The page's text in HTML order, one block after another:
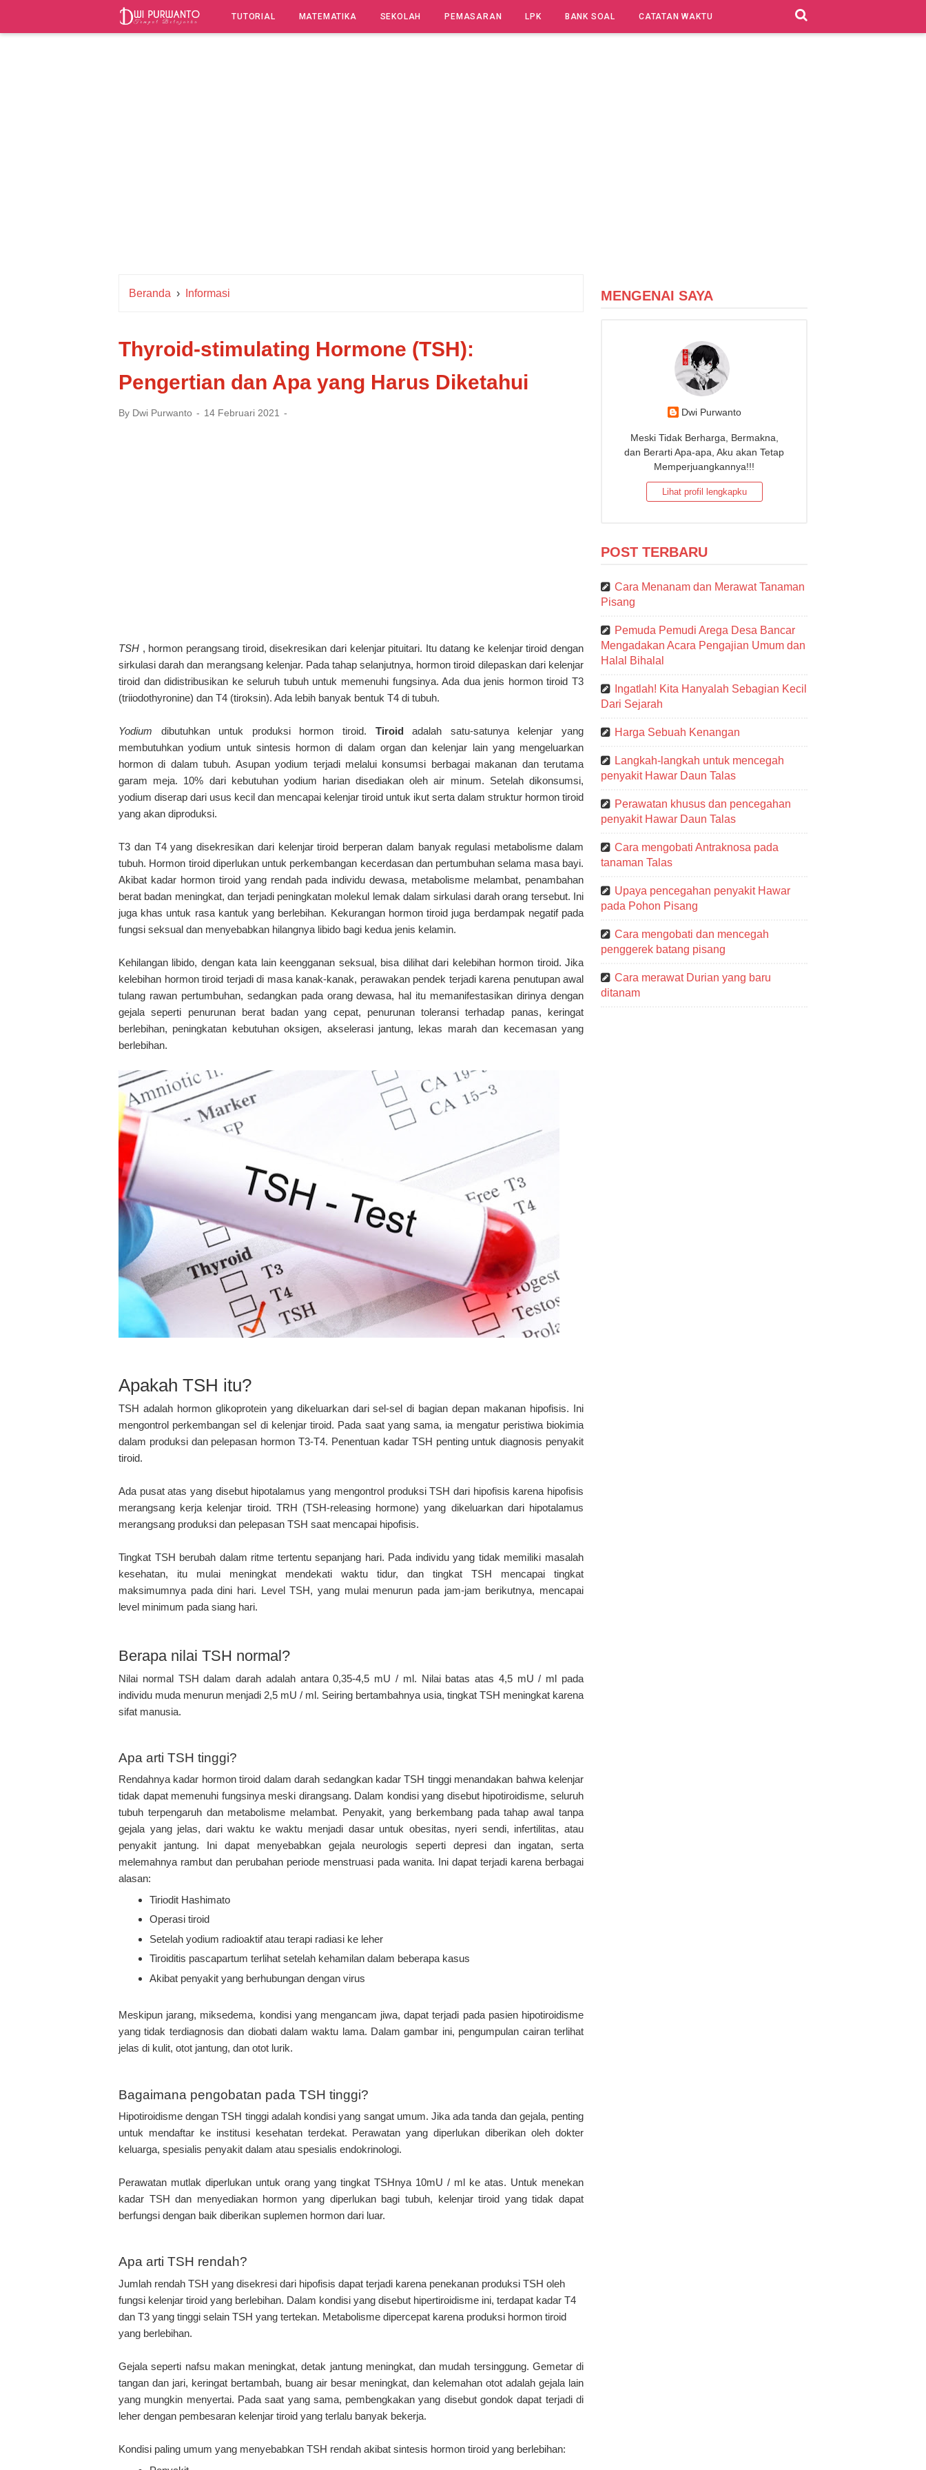
TUTORIAL MATEMATIKA SEKOLAH PEMASARAN LPK BANK SOAL CATATAN WAKTU
Beranda › Informasi
Thyroid-stimulating Hormone (TSH):
Pengertian dan Apa yang Harus Diketahui
By Dwi Purwanto 14 Februari 2021
TSH , hormon perangsang tiroid, disekresikan dari kelenjar pituitari. Itu datang ke kelenjar tiroid dengan
sirkulasi darah dan merangsang kelenjar. Pada tahap selanjutnya, hormon tiroid dilepaskan dari kelenjar
tiroid dan didistribusikan ke seluruh tubuh untuk memenuhi fungsinya. Ada dua jenis hormon tiroid T3
(triiodothyronine) dan T4 (tiroksin). Ada lebih banyak bentuk T4 di tubuh.
Yodium dibutuhkan untuk produksi hormon tiroid. Tiroid adalah satu-satunya kelenjar yang
membutuhkan yodium untuk sintesis hormon di dalam organ dan kelenjar lain yang mengeluarkan
hormon di dalam tubuh. Asupan yodium terjadi melalui konsumsi berbagai makanan dan terutama
garam meja. 10% dari kebutuhan yodium harian disediakan oleh air minum. Setelah dikonsumsi,
yodium diserap dari usus kecil dan mencapai kelenjar tiroid untuk ikut serta dalam struktur hormon tiroid
yang akan diproduksi.
T3 dan T4 yang disekresikan dari kelenjar tiroid berperan dalam banyak regulasi metabolisme dalam
tubuh. Hormon tiroid diperlukan untuk perkembangan kecerdasan dan pertumbuhan selama masa bayi.
Akibat kadar hormon tiroid yang rendah pada individu dewasa, metabolisme melambat, penambahan
berat badan meningkat, dan terjadi peningkatan molekul lemak dalam sirkulasi darah orang tersebut. Ini
juga khas untuk rasa kantuk yang berlebihan. Kekurangan hormon tiroid juga berdampak negatif pada
fungsi seksual dan menyebabkan hilangnya libido bagi kedua jenis kelamin.
Kehilangan libido, dengan kata lain keengganan seksual, bisa dilihat dari kelebihan hormon tiroid. Jika
kelebihan hormon tiroid terjadi di masa kanak-kanak, perawakan pendek terjadi karena penutupan awal
tulang rawan pertumbuhan, sedangkan pada orang dewasa, hal itu memanifestasikan dirinya dengan
gejala seperti penurunan berat badan yang cepat, penurunan toleransi terhadap panas, keringat
berlebihan, peningkatan kebutuhan oksigen, akselerasi jantung, lekas marah dan kecemasan yang
berlebihan.
Apakah TSH itu?
TSH adalah hormon glikoprotein yang dikeluarkan dari sel-sel di bagian depan makanan hipofisis. Ini
mengontrol perkembangan sel di kelenjar tiroid. Pada saat yang sama, ia mengatur peristiwa biokimia
dalam produksi dan pelepasan hormon T3-T4. Penentuan kadar TSH penting untuk diagnosis penyakit
tiroid.
Ada pusat atas yang disebut hipotalamus yang mengontrol produksi TSH dari hipofisis karena hipofisis
merangsang kerja kelenjar tiroid. TRH (TSH-releasing hormone) yang dikeluarkan dari hipotalamus
merangsang produksi dan pelepasan TSH saat mencapai hipofisis.
Tingkat TSH berubah dalam ritme tertentu sepanjang hari. Pada individu yang tidak memiliki masalah
kesehatan, itu mulai meningkat mendekati waktu tidur, dan tingkat TSH mencapai tingkat
maksimumnya pada dini hari. Level TSH, yang mulai menurun pada jam-jam berikutnya, mencapai
level minimum pada siang hari.
Berapa nilai TSH normal?
Nilai normal TSH dalam darah adalah antara 0,35-4,5 mU / ml. Nilai batas atas 4,5 mU / ml pada
individu muda menurun menjadi 2,5 mU / ml. Seiring bertambahnya usia, tingkat TSH meningkat karena
sifat manusia.
Apa arti TSH tinggi?
Rendahnya kadar hormon tiroid dalam darah sedangkan kadar TSH tinggi menandakan bahwa kelenjar
tidak dapat memenuhi fungsinya meski dirangsang. Dalam kondisi yang disebut hipotiroidisme, seluruh
tubuh terpengaruh dan metabolisme melambat. Penyakit, yang berkembang pada tahap awal tanpa
gejala yang jelas, dari waktu ke waktu menjadi dasar untuk obesitas, nyeri sendi, infertilitas, atau
penyakit jantung. Ini dapat menyebabkan gejala neurologis seperti depresi dan ingatan, serta
melemahnya rambut dan perubahan periode menstruasi pada wanita. Ini dapat terjadi karena berbagai
alasan:
Tiriodit Hashimato
Operasi tiroid
Setelah yodium radioaktif atau terapi radiasi ke leher
Tiroiditis pascapartum terlihat setelah kehamilan dalam beberapa kasus
Akibat penyakit yang berhubungan dengan virus
Meskipun jarang, miksedema, kondisi yang mengancam jiwa, dapat terjadi pada pasien hipotiroidisme
yang tidak terdiagnosis dan diobati dalam waktu lama. Dalam gambar ini, pengumpulan cairan terlihat
jelas di kulit, otot jantung, dan otot lurik.
Bagaimana pengobatan pada TSH tinggi?
Hipotiroidisme dengan TSH tinggi adalah kondisi yang sangat umum. Jika ada tanda dan gejala, penting
untuk mendaftar ke institusi kesehatan terdekat. Perawatan yang diperlukan diberikan oleh dokter
keluarga, spesialis penyakit dalam atau spesialis endokrinologi.
Perawatan mutlak diperlukan untuk orang yang tingkat TSHnya 10mU / ml ke atas. Untuk menekan
kadar TSH dan menyediakan hormon yang diperlukan bagi tubuh, kelenjar tiroid yang tidak dapat
berfungsi dengan baik diberikan suplemen hormon dari luar.
Apa arti TSH rendah?
Jumlah rendah TSH yang disekresi dari hipofisis dapat terjadi karena penekanan produksi TSH oleh
fungsi kelenjar tiroid yang berlebihan. Dalam kondisi yang disebut hipertiroidisme ini, terdapat kadar T4
dan T3 yang tinggi selain TSH yang tertekan. Metabolisme dipercepat karena produksi hormon tiroid
yang berlebihan.
Gejala seperti nafsu makan meningkat, detak jantung meningkat, dan mudah tersinggung. Gemetar di
tangan dan jari, keringat bertambah, buang air besar meningkat, dan kelemahan otot adalah gejala lain
yang mungkin menyertai. Pada saat yang sama, pembengkakan yang disebut gondok dapat terjadi di
leher dengan pembesaran kelenjar tiroid yang terlalu banyak bekerja.
Kondisi paling umum yang menyebabkan TSH rendah akibat sintesis hormon tiroid yang berlebihan:
MENGENAI SAYA
Dwi Purwanto
Meski Tidak Berharga, Bermakna,
dan Berarti Apa-apa, Aku akan Tetap
Memperjuangkannya!!!
Lihat profil lengkapku
POST TERBARU
Cara Menanam dan Merawat Tanaman
Pisang
Pemuda Pemudi Arega Desa Bancar
Mengadakan Acara Pengajian Umum dan
Halal Bihalal
Ingatlah! Kita Hanyalah Sebagian Kecil
Dari Sejarah
Harga Sebuah Kenangan
Langkah-langkah untuk mencegah
penyakit Hawar Daun Talas
Perawatan khusus dan pencegahan
penyakit Hawar Daun Talas
Cara mengobati Antraknosa pada
tanaman Talas
Upaya pencegahan penyakit Hawar
pada Pohon Pisang
Cara mengobati dan mencegah
penggerek batang pisang
Cara merawat Durian yang baru
ditanam